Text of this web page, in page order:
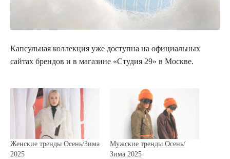
Капсульная коллекция уже доступна на официальных
сайтах брендов и в магазине «Студия 29» в Москве.
Женские тренды Осень/Зима
2025
Мужские тренды Осень/
Зима 2025